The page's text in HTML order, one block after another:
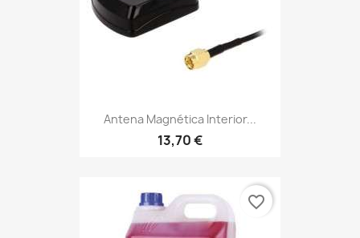
Antena Magnética Interior...
13,70 €
favorite_border